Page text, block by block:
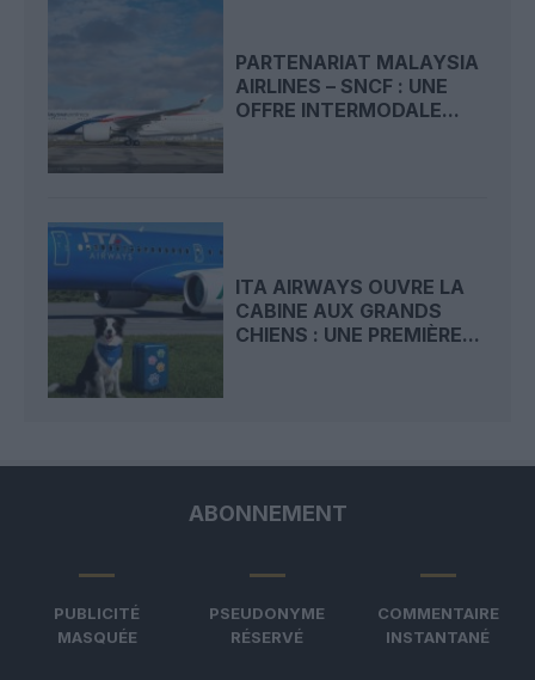
PARTENARIAT MALAYSIA
AIRLINES – SNCF : UNE
OFFRE INTERMODALE...
ITA AIRWAYS OUVRE LA
CABINE AUX GRANDS
CHIENS : UNE PREMIÈRE...
ABONNEMENT
PUBLICITÉ
MASQUÉE
PSEUDONYME
RÉSERVÉ
COMMENTAIRE
INSTANTANÉ